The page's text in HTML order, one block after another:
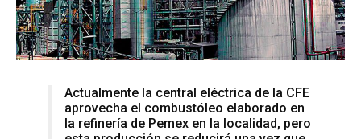
Actualmente la central eléctrica de la CFE
aprovecha el combustóleo elaborado en
la refinería de Pemex en la localidad, pero